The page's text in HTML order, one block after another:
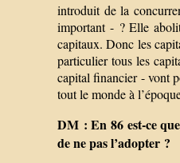
introduit de la
important - ? Elle
capitaux. Donc les
particulier tous les
capital financier - vont
tout le monde à
DM : En 86 est-ce
de ne pas l’adopter ?